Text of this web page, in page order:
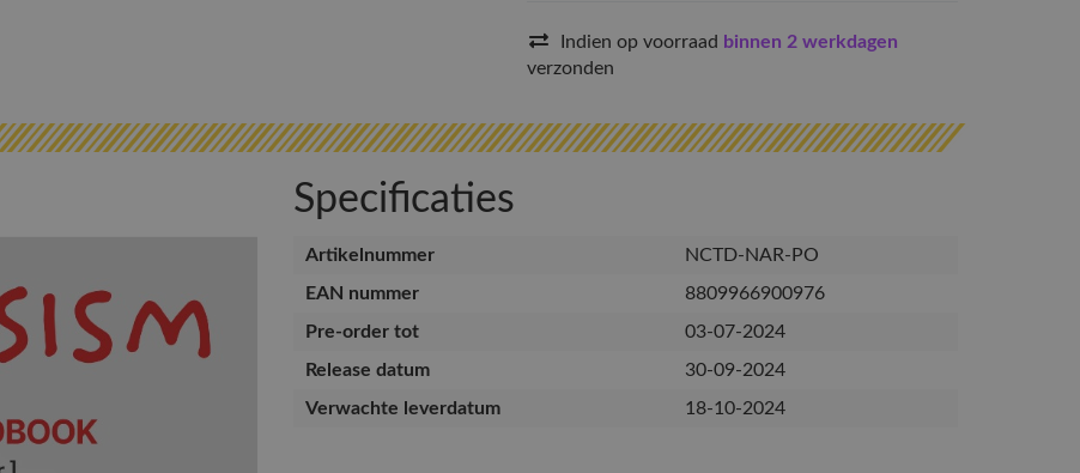
Indien op voorraad binnen 2 werkdagen
verzonden
Specificaties
Artikelnummer
NCTD-NAR-PO
EAN nummer
8809966900976
Pre-order tot
03-07-2024
Release datum
30-09-2024
Verwachte leverdatum
18-10-2024